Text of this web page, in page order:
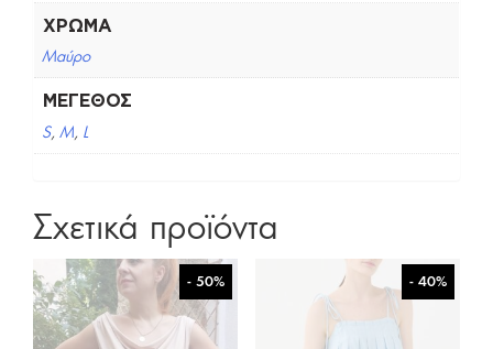
ΧΡΏΜΑ
Μαύρο
ΜΈΓΕΘΟΣ
S, M, L
Σχετικά προϊόντα
- 50% - 40%